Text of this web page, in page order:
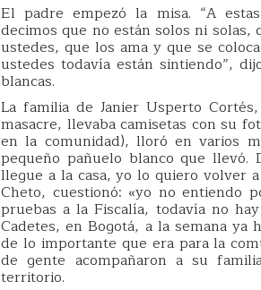
El padre empezó la misa. “A
decimos que no están solos ni
ustedes, que los ama y que se
ustedes todavía están sintiendo”,
blancas.
La familia de Janier Usperto
masacre, llevaba camisetas con su
en la comunidad), lloró en varios
pequeño pañuelo blanco que
llegue a la casa, yo lo quiero volver
Cheto, cuestionó: «yo no entiendo
pruebas a la Fiscalía, todavía no
Cadetes, en Bogotá, a la semana
de lo importante que era para la
de gente acompañaron a su
territorio.